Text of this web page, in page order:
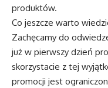
produktów.
Co jeszcze warto
Zachęcamy do
już w pierwszy dzień
skorzystacie z tej
promocji jest